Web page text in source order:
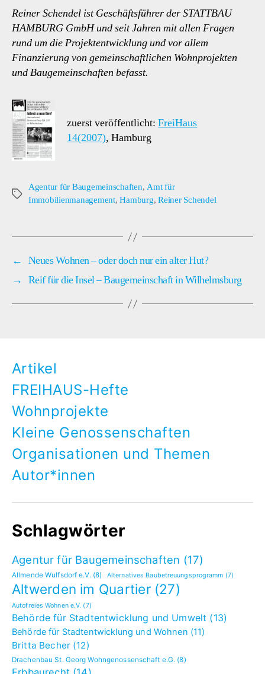
Reiner Schendel ist Geschäftsführer der STATTBAU
HAMBURG GmbH und seit Jahren mit allen Fragen
rund um die Projektentwicklung und vor allem
Finanzierung von gemeinschaftlichen Wohnprojekten
und Baugemeinschaften befasst.
zuerst veröffentlicht:FreiHaus
14(2007), Hamburg
Schlagwörter
Agentur für Baugemeinschaften,Amt für
Immobilienmanagement,Hamburg,Reiner Schendel
← Neues Wohnen – oder doch nur ein alter Hut?
→ Reif für die Insel – Baugemeinschaft in Wilhelmsburg
Artikel
FREIHAUS-Hefte
Wohnprojekte
Kleine Genossenschaften
Organisationen und Themen
Autor*innen
Schlagwörter
Agentur für Baugemeinschaften (17)
Allmende Wulfsdorf e.V.(8) Alternatives Baubetreuungsprogramm (7)
Altwerden im Quartier(27)
Autofreies Wohnen e.V. (7)
Behörde für Stadtentwicklung und Umwelt (13)
Behörde für Stadtentwicklung und Wohnen (11)
Britta Becher(12)
Drachenbau St. Georg Wohngenossenschaft e.G. (8)